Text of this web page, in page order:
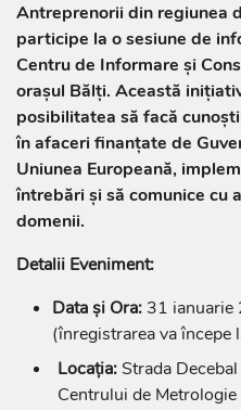
Antreprenorii din regiunea
participe la o sesiune de
Centru de Informare și
orașul Bălți. Această
posibilitatea să facă
în afaceri finanțate de
Uniunea Europeană,
întrebări și să comunice cu
domenii.
Detalii Eveniment:
Data și Ora: 31 ianuarie
(înregistrarea va începe
Locația:Strada
Centrului de